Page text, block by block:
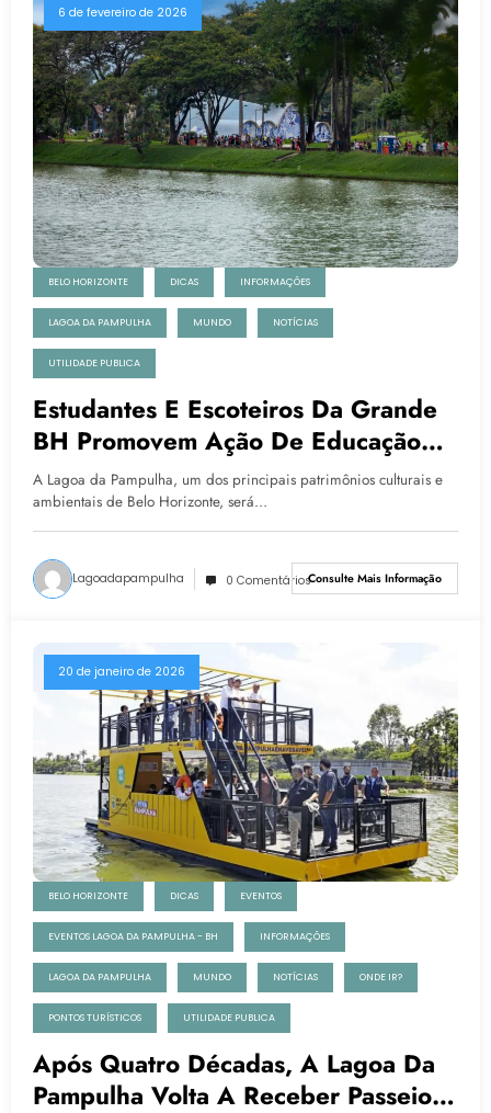
6 de fevereiro de 2026
BELO HORIZONTE DICAS INFORMAÇÕES
LAGOA DA PAMPULHA MUNDO NOTÍCIAS
UTILIDADE PUBLICA
Estudantes E Escoteiros Da Grande
BH Promovem Ação De Educação
Ambiental Na Lagoa Da Pampulha
A Lagoa da Pampulha, um dos principais patrimônios culturais e
ambientais de Belo Horizonte, será…
Lagoadapampulha 0 ComentáriosConsulte Mais Informação
20 de janeiro de 2026
BELO HORIZONTE DICAS EVENTOS
EVENTOS LAGOA DA PAMPULHA - BH INFORMAÇÕES
LAGOA DA PAMPULHA MUNDO NOTÍCIAS ONDE IR?
PONTOS TURÍSTICOS UTILIDADE PUBLICA
Após Quatro Décadas, A Lagoa Da
Pampulha Volta A Receber Passeios